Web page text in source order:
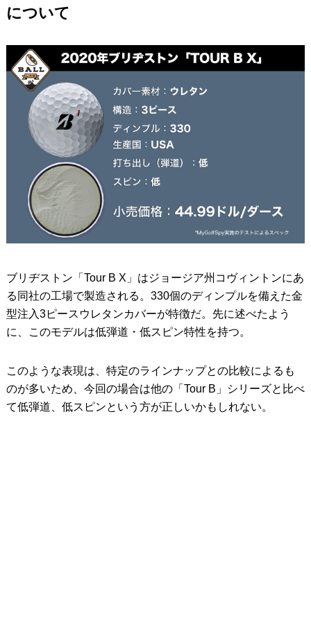
について
ブリヂストン「Tour B X」はジョージア州コヴィントンにあ
る同社の工場で製造される。330個のディンプルを備えた金
型注入3ピースウレタンカバーが特徴だ。先に述べたよう
に、このモデルは低弾道・低スピン特性を持つ。
このような表現は、特定のラインナップとの比較によるも
のが多いため、今回の場合は他の「Tour B」シリーズと比べ
て低弾道、低スピンという方が正しいかもしれない。